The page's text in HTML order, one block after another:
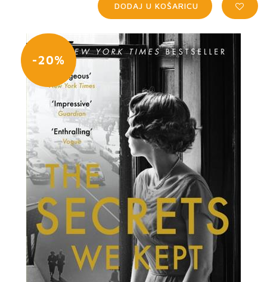
DODAJ U KOŠARICU
-20%